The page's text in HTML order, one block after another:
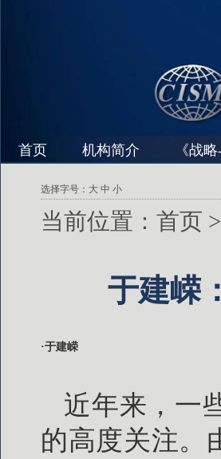
首页 机构简介 《战
选择字号： 大 中 小
当前位置： 首页 >
于建嵘
·于建嵘
近年来，一
的高度关注。